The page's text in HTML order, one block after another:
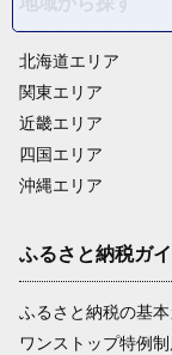
北海道エリア
関東エリア
近畿エリア
四国エリア
沖縄エリア
ふるさと納税ガ
ふるさと納税の基本
ワンストップ特例